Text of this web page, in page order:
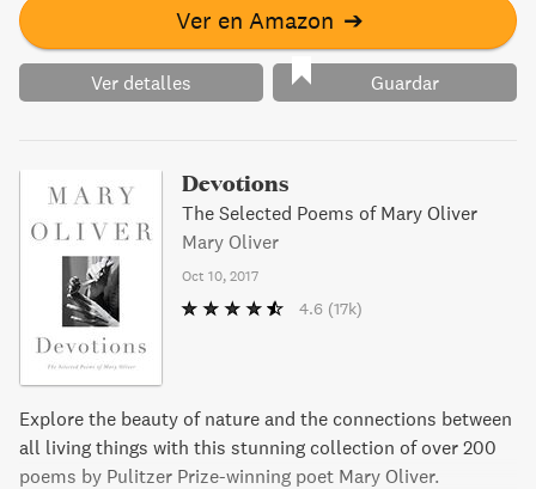
Ver en Amazon ➔
Ver detalles Guardar
Devotions
The Selected Poems of Mary Oliver
Mary Oliver
Oct 10, 2017
4.6 (17k)
Explore the beauty of nature and the connections between
all living things with this stunning collection of over 200
poems by Pulitzer Prize-winning poet Mary Oliver.